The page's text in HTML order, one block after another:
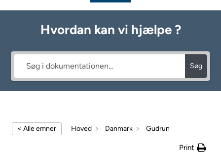
Hvordan kan vi hjælpe ?
Søg
< Alle emner Hoved Danmark Gudrun
Print